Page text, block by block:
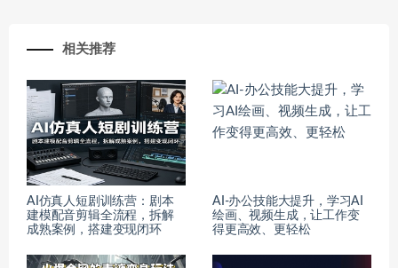
相关推荐
AI仿真人短剧训练营：剧本
建模配音剪辑全流程，拆解
成熟案例，搭建变现闭环
AI-办公技能大提升，学习AI
绘画、视频生成，让工作变
得更高效、更轻松